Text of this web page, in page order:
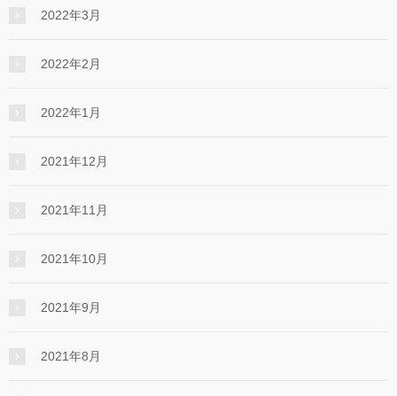
2022年3月
2022年2月
2022年1月
2021年12月
2021年11月
2021年10月
2021年9月
2021年8月